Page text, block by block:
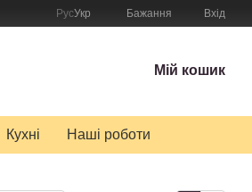
РусУкр Бажання Вхід
Мій кошик
Кухні Наші роботи